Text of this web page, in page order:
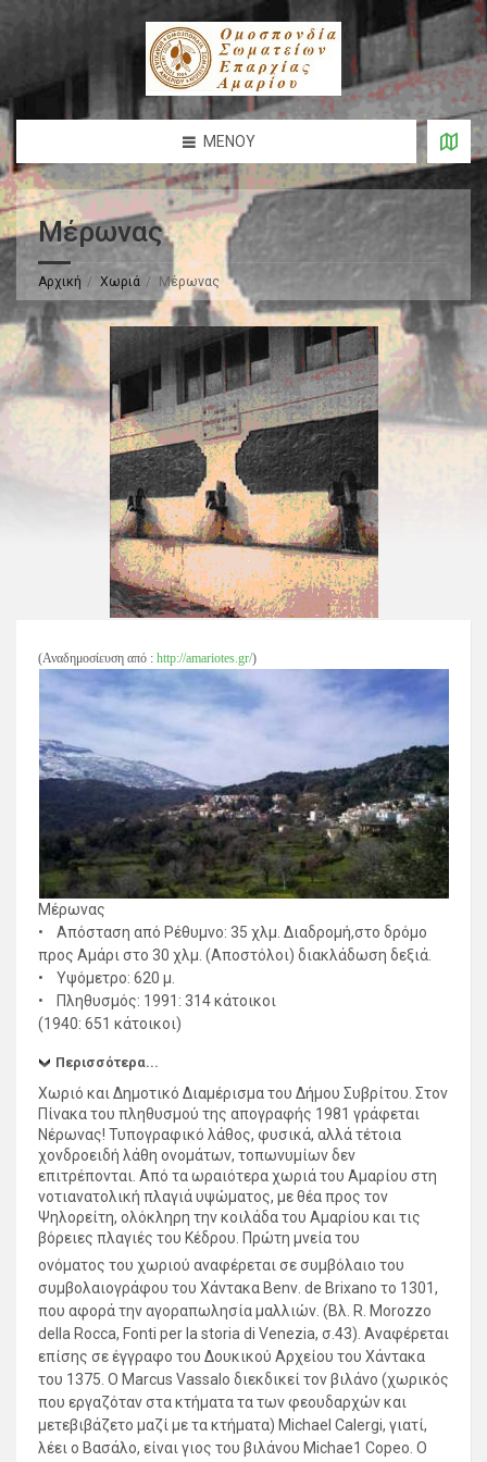
ΜΕΝΟΎ
Μέρωνας
Αρχική Χωριά Μέρωνας
(Αναδημοσίευση από : http://amariotes.gr/)
Μέρωνας
• Απόσταση από Ρέθυμνο: 35 χλμ. Διαδρομή,στo δρόμο
προς Αμάρι στο 30 χλμ. (Αποστόλοι) διακλάδωση δεξιά.
• Υψόμετρο: 620 μ.
• Πληθυσμός: 1991: 314 κάτοικοι
(1940: 651 κάτοικοι)
Περισσότερα...
Χωριό και Δημοτικό Διαμέρισμα του Δήμου Συβρίτου. Στον
Πίνακα τoυ πληθυσμού της απoγραφής 1981 γράφεται
Νέρωνας! Τυπογραφικό λάθος, φυσικά, αλλά τέτοια
χονδροειδή λάθη oνoμάτων, τοπωνυμίων δεν
επιτρέπονται. Από τα ωραιότερα χωριά του Αμαρίου στη
νοτιανατολική πλαγιά υψώματος, με θέα προς τον
Ψηλορείτη, ολόκληρη την κοιλάδα του Αμαρίου και τις
βόρειες πλαγιές τoυ Κέδρoυ. Πρώτη μνεία του
ονόματος του χωριού αναφέρεται σε συμβόλαιο του
συμβολαιογράφου του Χάντακα Βenν. de Βrixano το 1301,
που αφορά την αγοραπωλησία μαλλιών. (Βλ. R. Μοrοzzo
della Rοcca, Fonti per la stοria di Venezia, σ.43). Αναφέρεται
επίσης σε έγγραφο του Δoυκικoύ Αρχείου του Χάντακα
του 1375. Ο Marcus Vassalo διεκδικεί τον βιλάνο (χωρικός
που εργαζόταν στα κτήματα τα των φεουδαρχών και
μετεβιβάζετο μαζί με τα κτήματα) Μichael Calergi, γιατί,
λέει ο Βασάλο, είναι γιος του βιλάνου Μichae1 Copeo. Ο